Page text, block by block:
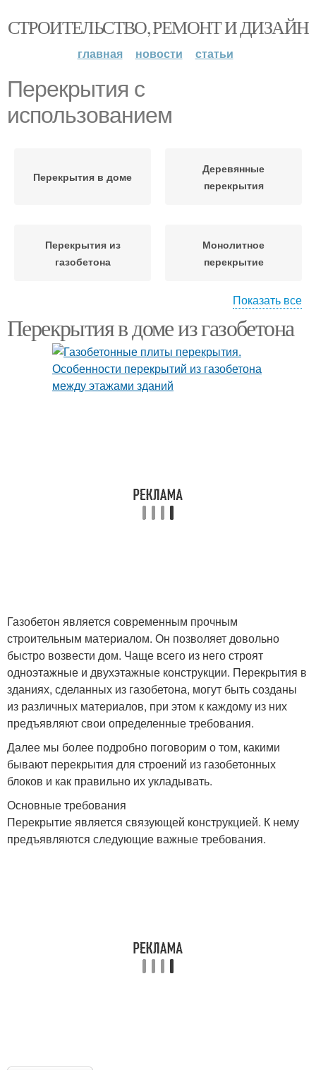
СТРОИТЕЛЬСТВО, РЕМОНТ И ДИЗАЙН
главная новости статьи
Перекрытия с
использованием
Перекрытия в доме
Деревянные
перекрытия
Перекрытия из
газобетона
Монолитное
перекрытие
Перекрытие в доме
Перекрытия из
монолитной плиты
Межэтажное
перекрытие
Цокольное перекрытие
Мансардное
перекрытие
Перекрытия к
армопоясу
Межэтажные
Перекрытия на
Показать все
Перекрытия в доме из газобетона
Газобетон является современным прочным
строительным материалом. Он позволяет довольно
быстро возвести дом. Чаще всего из него строят
одноэтажные и двухэтажные конструкции. Перекрытия в
зданиях, сделанных из газобетона, могут быть созданы
из различных материалов, при этом к каждому из них
предъявляют свои определенные требования.
Далее мы более подробно поговорим о том, какими
бывают перекрытия для строений из газобетонных
блоков и как правильно их укладывать.
Основные требования
Перекрытие является связующей конструкцией. К нему
предъявляются следующие важные требования.